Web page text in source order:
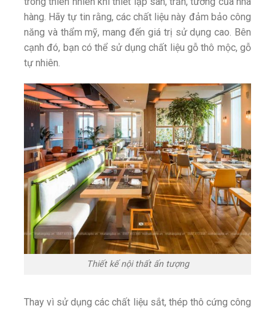
hàng. Hãy tự tin rằng, các chất liệu này đảm bảo công
năng và thẩm mỹ, mang đến giá trị sử dụng cao. Bên
cạnh đó, bạn có thể sử dụng chất liệu gỗ thô mộc, gỗ
tự nhiên.
Thiết kế nội thất ấn tượng
Thay vì sử dụng các chất liệu sắt, thép thô cứng công